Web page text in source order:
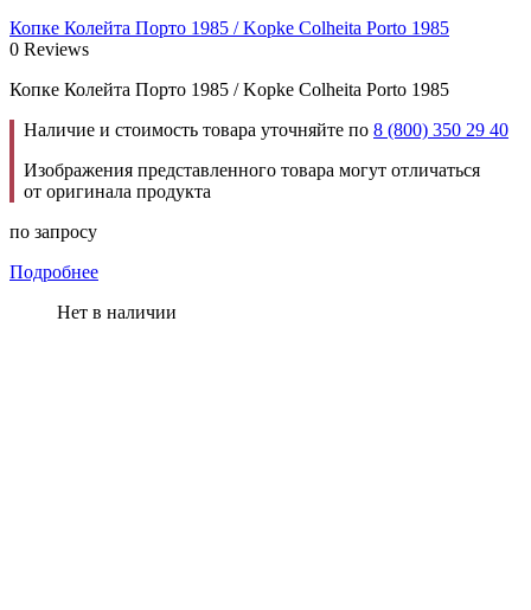
Копке Колейта Порто 1985 / Kopke Colheita Porto 1985
0 Reviews
Копке Колейта Порто 1985 / Kopke Colheita Porto 1985
Наличие и стоимость товара уточняйте по 8 (800) 350 29 40
Изображения представленного товара могут отличаться
от оригинала продукта
по запросу
Подробнее
Нет в наличии